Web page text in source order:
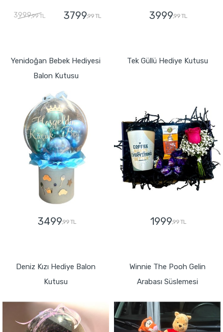
3999,99 TL 3799,99 TL 3999,99 TL
Yenidoğan Bebek Hediyesi
Balon Kutusu
3499,99 TL
Tek Güllü Hediye Kutusu
1999,99 TL
Deniz Kızı Hediye Balon
Kutusu
Winnie The Pooh Gelin
Arabası Süslemesi